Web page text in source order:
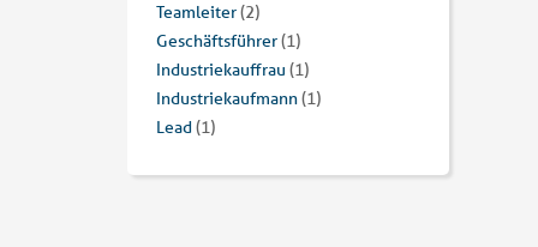
Teamleiter(2)
Geschäftsführer(1)
Industriekauffrau (1)
Industriekaufmann(1)
Lead(1)